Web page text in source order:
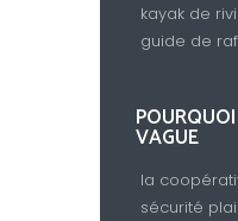
kayak de
guide de
VAGUE
la
sécurité